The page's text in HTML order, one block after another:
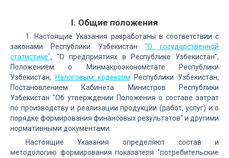
I. Общие положения
1. Настоящие Указания разработаны в соответствии с
законами Республики Узбекистан"О государственной
статистике", "О предприятиях в Республике Узбекистан",
Положением о Минмакроэкономстате Республики
Узбекистан,
Налоговым кодексом Республики Узбекистан,
Постановлением Кабинета Министров Республики
Узбекистан "Об утверждении Положения о составе затрат
по производству и реализации продукции (работ, услуг) и о
порядке формирования финансовых результатов" и другими
нормативными документами.
Настоящие Указания определяют состав и
методологию формирования показателя "потребительские